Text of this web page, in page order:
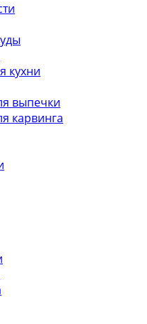
кухни
выпечки
карвинга